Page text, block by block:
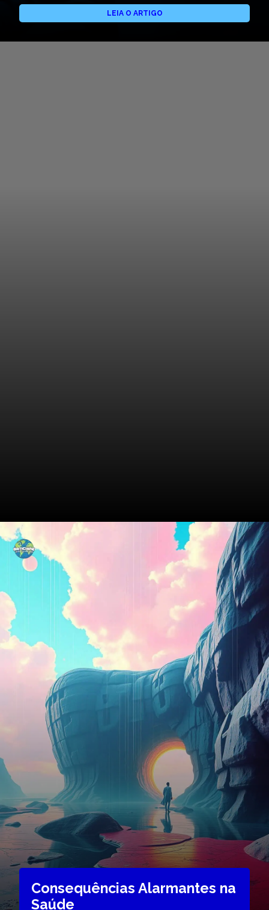
LEIA O ARTIGO
Consequências Alarmantes na
Saúde